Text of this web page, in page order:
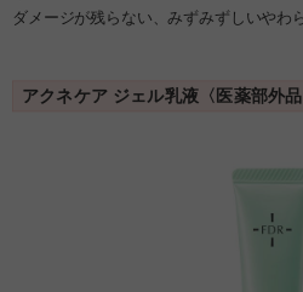
ダメージが残らない、みずみずしいやわ
アクネケア ジェル乳液〈医薬部外品